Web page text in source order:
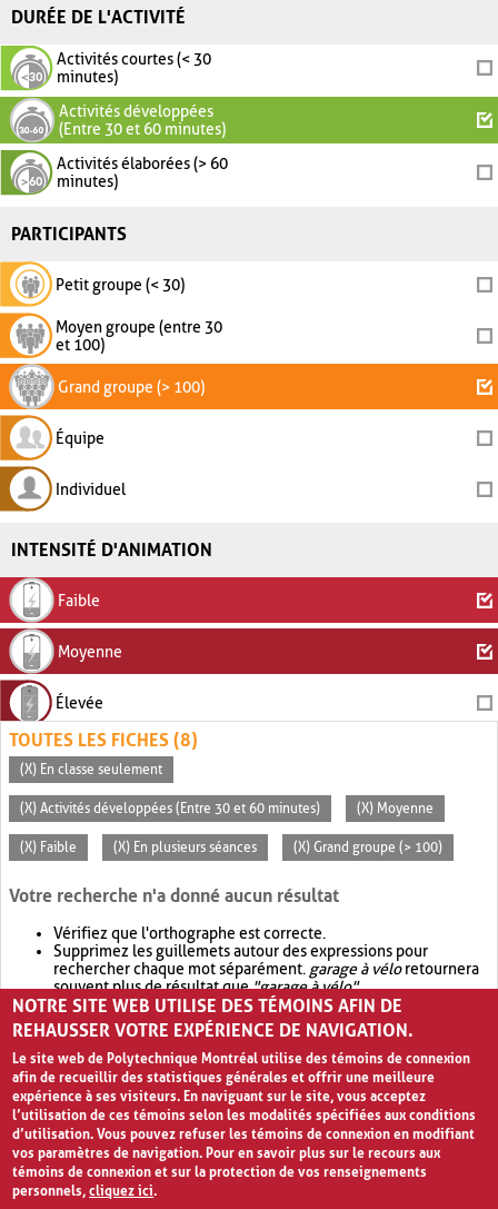
DURÉE DE L'ACTIVITÉ
Activités courtes (< 30
minutes)
Activités développées
(Entre 30 et 60 minutes)
Activités élaborées (> 60
minutes)
PARTICIPANTS
Petit groupe (< 30)
Moyen groupe (entre 30
et 100)
Grand groupe (> 100)
Équipe
Individuel
INTENSITÉ D'ANIMATION
Faible
Moyenne
Élevée
TOUTES LES FICHES (8)
(X) En classe seulement
(X) Activités développées (Entre 30 et 60 minutes) (X) Moyenne
(X) Faible (X) En plusieurs séances (X) Grand groupe (> 100)
Votre recherche n'a donné aucun résultat
Vérifiez que l'orthographe est correcte.
Supprimez les guillemets autour des expressions pour
rechercher chaque mot séparément. garage à véloretournera
souvent plus de résultat que"garage à vélo".
Envisagez d'élargir votre recherche avec OR.garage OR vélo
retournera souvent plus de résultat quegarage à vélo
NOTRE SITE WEB UTILISE DES TÉMOINS AFIN DE
REHAUSSER VOTRE EXPÉRIENCE DE NAVIGATION.
Le site web de Polytechnique Montréal utilise des témoins de connexion
afin de recueillir des statistiques générales et offrir une meilleure
expérience à ses visiteurs. En naviguant sur le site, vous acceptez
l’utilisation de ces témoins selon les modalités spécifiées aux conditions
d’utilisation. Vous pouvez refuser les témoins de connexion en modifiant
vos paramètres de navigation. Pour en savoir plus sur le recours aux
témoins de connexion et sur la protection de vos renseignements
personnels,cliquez ici.